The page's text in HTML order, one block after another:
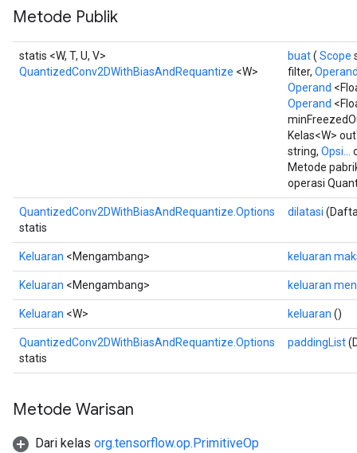
Metode Publik
statis <W, T, U, V>
QuantizedConv2DWithBiasAndRequantize <W>
buat( Scope
filter,
Operand
Operand
Kelas<W>
string, Opsi...
Metode
operasi
QuantizedConv2DWithBiasAndRequantize.Options
statis
dilatasi
Keluaran <Mengambang> keluaran
Keluaran <Mengambang> keluaran
Keluaran <W> keluaran ()
QuantizedConv2DWithBiasAndRequantize.Options
statis
paddingList
Metode Warisan
Dari kelas org.tensorflow.op.PrimitiveOp